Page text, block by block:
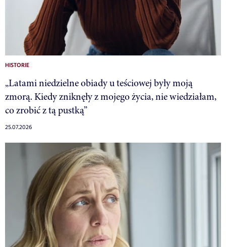
HISTORIE
„Latami niedzielne obiady u teściowej były moją
zmorą. Kiedy zniknęły z mojego życia, nie wiedziałam,
co zrobić z tą pustką”
25.07.2026